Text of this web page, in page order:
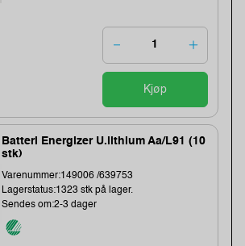
Kjøp
Batteri Energizer U.lithium Aa/L91 (10
stk)
Varenummer:149006 /639753
Lagerstatus:1323 stk på lager.
Sendes om:2-3 dager